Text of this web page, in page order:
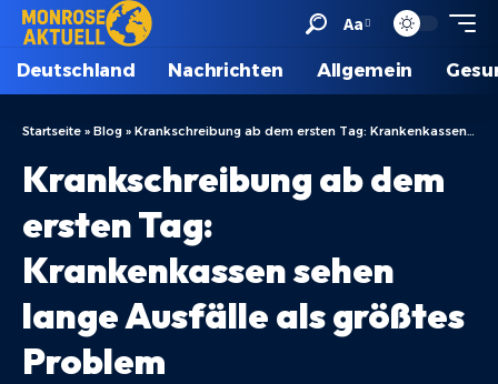
Aa
Deutschland Nachrichten Allgemein
Startseite » Blog » Krankschreibung ab dem ersten Tag: Krankenkassen sehen lange Ausfälle als größtes Problem
Krankschreibung ab dem
ersten Tag:
Krankenkassen sehen
lange Ausfälle als größtes
Problem